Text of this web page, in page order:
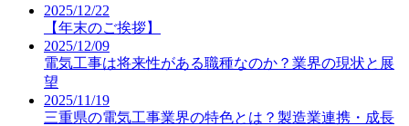
2025/12/22
【年末のご挨拶】
2025/12/09
電気工事は将来性がある職種なのか？業界の現状と展
望
2025/11/19
三重県の電気工事業界の特色とは？製造業連携・成長